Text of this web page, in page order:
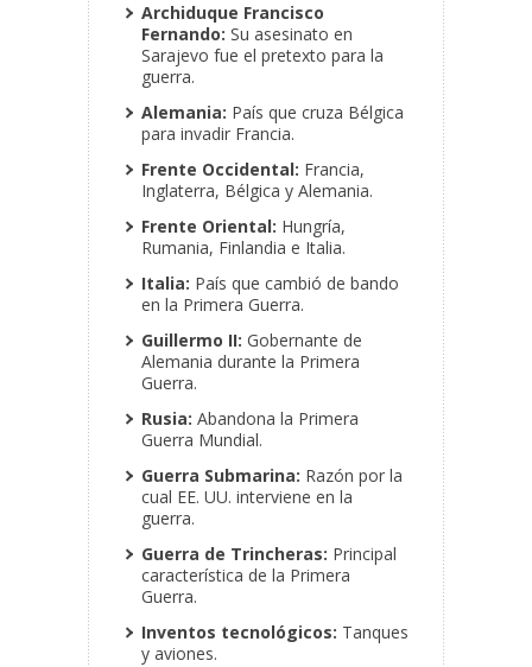
Archiduque Francisco
Fernando: Su asesinato en
Sarajevo fue el pretexto para la
guerra.
Alemania: País que cruza Bélgica
para invadir Francia.
Frente Occidental: Francia,
Inglaterra, Bélgica y Alemania.
Frente Oriental: Hungría,
Rumania, Finlandia e Italia.
Italia: País que cambió de bando
en la Primera Guerra.
Guillermo II: Gobernante de
Alemania durante la Primera
Guerra.
Rusia: Abandona la Primera
Guerra Mundial.
Guerra Submarina: Razón por la
cual EE. UU. interviene en la
guerra.
Guerra de Trincheras: Principal
característica de la Primera
Guerra.
Inventos tecnológicos: Tanques
y aviones.